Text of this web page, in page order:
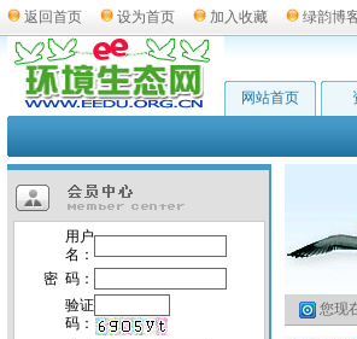
返回首页 设为首页 加入收藏 绿韵博
网站首页
您现